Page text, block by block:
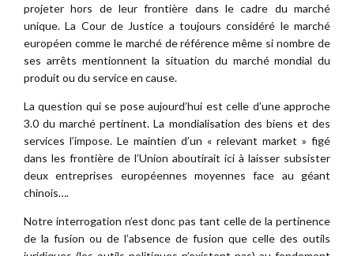
projeter hors de leur frontière dans le cadre du marché
unique. La Cour de Justice a toujours considéré le marché
européen comme le marché de référence même si nombre de
ses arrêts mentionnent la situation du marché mondial du
produit ou du service en cause.
La question qui se pose aujourd’hui est celle d’une approche
3.0 du marché pertinent. La mondialisation des biens et des
services l’impose. Le maintien d’un « relevant market » figé
dans les frontière de l’Union aboutirait ici à laisser subsister
deux entreprises européennes moyennes face au géant
chinois….
Notre interrogation n’est donc pas tant celle de la pertinence
de la fusion ou de l’absence de fusion que celle des outils